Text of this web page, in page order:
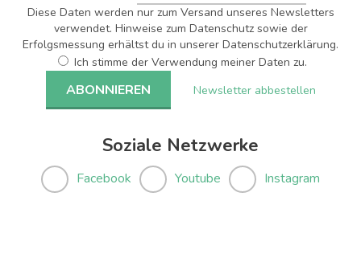
Diese Daten werden nur zum Versand unseres Newsletters
verwendet. Hinweise zum Datenschutz sowie der
Erfolgsmessung erhältst du in unserer Datenschutzerklärung.
Ich stimme der Verwendung meiner Daten zu.
Newsletter abbestellen
Soziale Netzwerke
Facebook Youtube Instagram